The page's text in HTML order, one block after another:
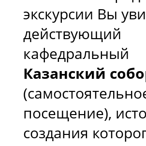
экскурсии Вы
действующий
кафедральный
Казанский
посещение),
создания